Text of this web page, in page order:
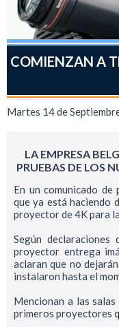
COMIENZAN A
Martes 14 de
LA EMPRESA
PRUEBAS DE LOS
En un comunicado de
que ya está haciendo
proyector de 4K para
Según declaraciones
proyector entrega
aclaran que no
instalaron hasta el
Mencionan a las
primeros proyectores